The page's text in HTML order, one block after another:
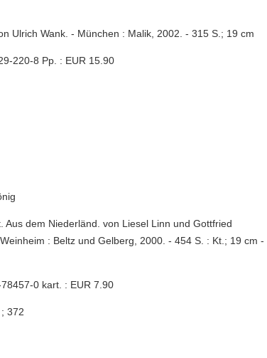
Ulrich Wank. - München : Malik, 2002. - 315 S.; 19 cm
220-8 Pp. : EUR 15.90
Aus dem Niederländ. von Liesel Linn und Gottfried
: Beltz und Gelberg, 2000. - 454 S. : Kt.; 19 cm -
0 kart. : EUR 7.90
372